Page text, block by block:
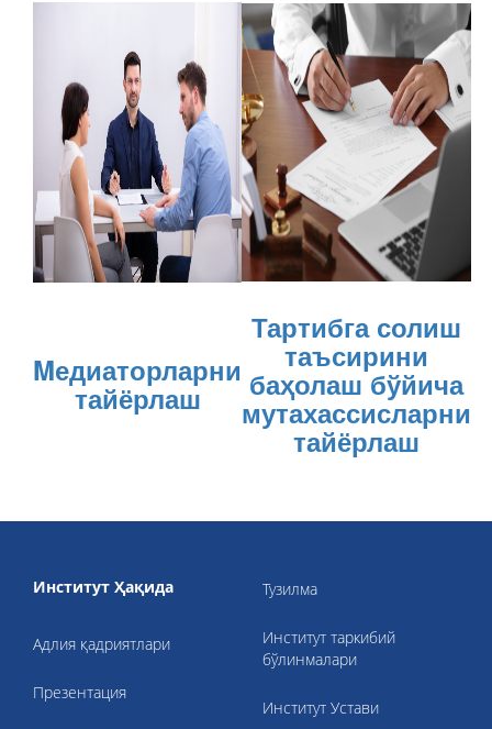
Mедиаторларни
тайёрлаш
Тартибга солиш
таъсирини
баҳолаш бўйича
мутахассисларни
тайёрлаш
Институт Ҳақида
Адлия қадриятлари
Презентация
Тузилма
Институт таркибий
бўлинмалари
Институт Устави